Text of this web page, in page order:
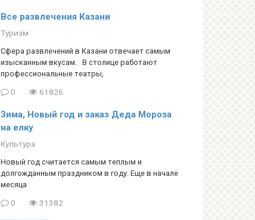
Все развлечения Казани
Туризм
Сфера развлечений в Казани отвечает самым
изысканным вкусам. В столице работают
профессиональные театры,
0 61826
Зима, Новый год и заказ Деда Мороза
на елку
Культура
Новый год считается самым теплым и
долгожданным праздником в году. Еще в начале
месяца
0 31382